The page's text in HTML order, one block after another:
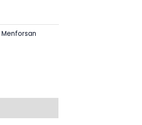
Menforsan